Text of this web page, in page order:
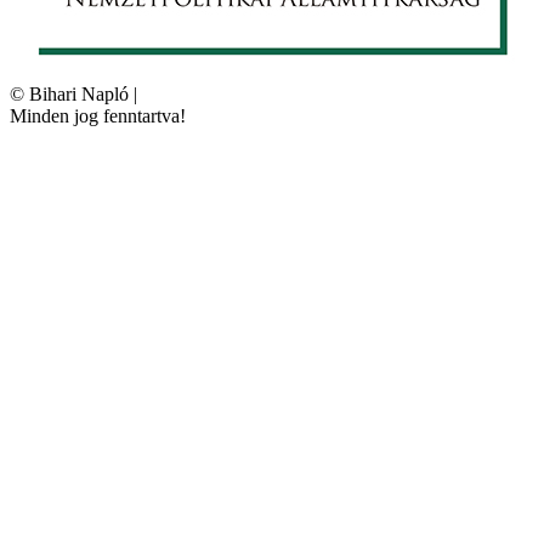
© Bihari Napló |
Minden jog fenntartva!